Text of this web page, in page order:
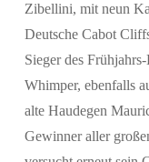
Zibellini, mit neun
Deutsche Cabot
Sieger des
Whimper, ebenfalls
alte Haudegen
Gewinner aller